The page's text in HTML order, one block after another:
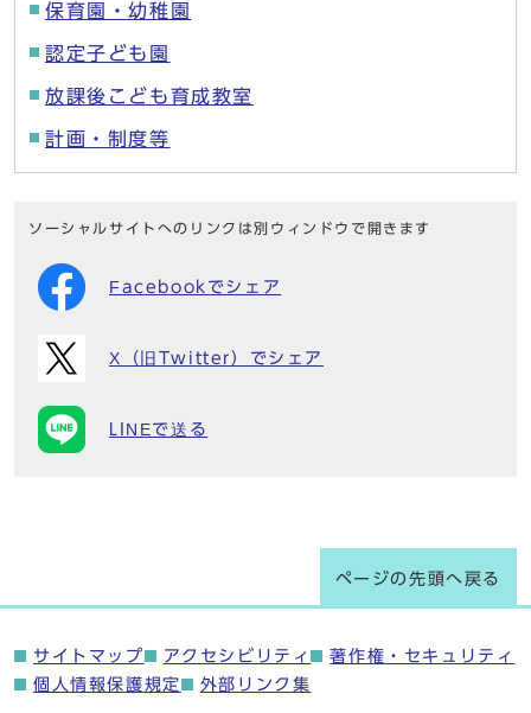
保育園・幼稚園
認定子ども園
放課後こども育成教室
計画・制度等
ソーシャルサイトへのリンクは別ウィンドウで開きます
Facebookでシェア
X（旧Twitter）でシェア
LINEで送る
ページの先頭へ戻る
サイトマップ アクセシビリティ
著作権・セキュリティ
個人情報保護規定
外部リンク集